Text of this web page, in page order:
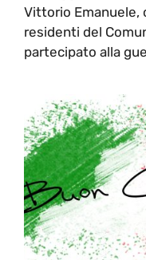
Vittorio Emanuele,
residenti del
partecipato alla